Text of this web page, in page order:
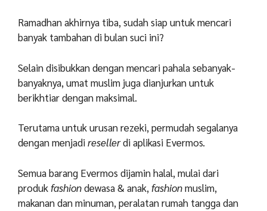
Ramadhan akhirnya tiba, sudah siap untuk mencari
banyak tambahan di bulan suci ini?
Selain disibukkan dengan mencari pahala sebanyak-
banyaknya, umat muslim juga dianjurkan untuk
berikhtiar dengan maksimal.
Terutama untuk urusan rezeki, permudah segalanya
dengan menjadiresellerdi aplikasi Evermos.
Semua barang Evermos dijamin halal, mulai dari
produkfashiondewasa & anak, fashionmuslim,
makanan dan minuman, peralatan rumah tangga dan